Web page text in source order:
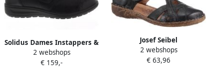
Solidus Dames Instappers &
Ballerina's Solid -00467 Kate
Zwart
2 webshops
€ 159,-
Josef Seibel
Klittenbandschoenen
ROSALIE 29 gespschoen
2 webshops
€ 63,96